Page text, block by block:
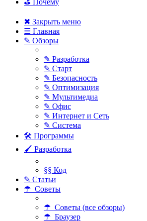
⛳ Почему
✖ Закрыть меню
☰ Главная
✎ Обзоры
✎ Разработка
✎ Старт
✎ Безопасность
✎ Оптимизация
✎ Мультимедиа
✎ Офис
✎ Интернет и Сеть
✎ Система
🛠 Программы
🖌 Разработка
§§ Код
✎ Статьи
☂ Советы
☂ Советы (все обзоры)
☂ Браузер